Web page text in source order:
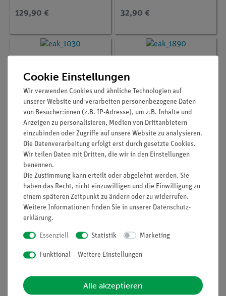
129,90 € 32,90 €
Artikel-Nr.:EAK-P-1030
Kontaktfreier AC-
Spannungsprüfer , 90…
1000 V AC , 50/60Hz
13,90 €
Artikel-Nr.:EAK-P-1890
Schaltnetzgerät, mit
1...20 V/0...10 A DC
399,90 €
Cookie Einstellungen
Wir verwenden Cookies und ähnliche Technologien auf
unserer Website und verarbeiten personenbezogene Daten
von Besucher:innen (z.B. IP-Adresse), um z.B. Inhalte und
Anzeigen zu personalisieren, Medien von Drittanbietern
einzubinden oder Zugriffe auf unsere Website zu analysieren.
Die Datenverarbeitung erfolgt erst durch gesetzte Cookies.
Wir teilen Daten mit Dritten, die wir in den Einstellungen
benennen.
Die Zustimmung kann erteilt oder abgelehnt werden. Sie
haben das Recht, nicht einzuwilligen und die Einwilligung zu
einem späteren Zeitpunkt zu ändern oder zu widerrufen.
Weitere Informationen finden Sie in unserer Daten­schutz­
erklärung.
Essenziell Statistik Marketing
Funktional Weitere Einstellungen
Alle akzeptieren